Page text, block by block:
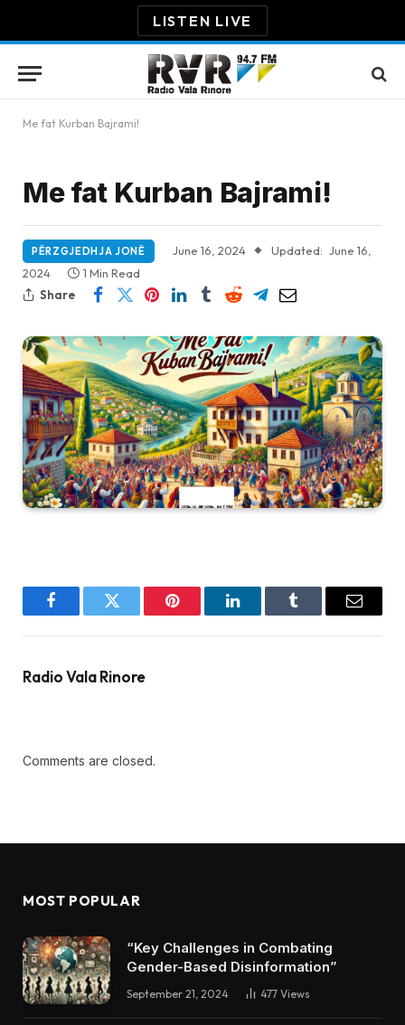
LISTEN LIVE
Me fat Kurban Bajrami!
Me fat Kurban Bajrami!
PËRZGJEDHJA JONË June 16, 2024 Updated: June 16,
2024
1 Min Read
Share
FacebookTwitter Pinterest LinkedInTumblr Email
Radio Vala Rinore
Comments are closed.
MOST POPULAR
“Key Challenges in Combating
Gender-Based Disinformation”
September 21, 2024 477 Views